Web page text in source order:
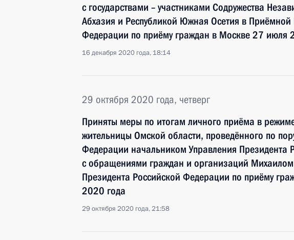
с государствами – участниками Содружества
Абхазия и Республикой Южная Осетия в Приёмной
Федерации по приёму граждан в Москве 27 июля
16 декабря 2020 года, 18:14
29 октября 2020 года, четверг
Приняты меры по итогам личного приёма в
жительницы Омской области, проведённого по
Федерации начальником Управления Президента
с обращениями граждан и организаций
Президента Российской Федерации по приёму
2020 года
29 октября 2020 года, 21:58